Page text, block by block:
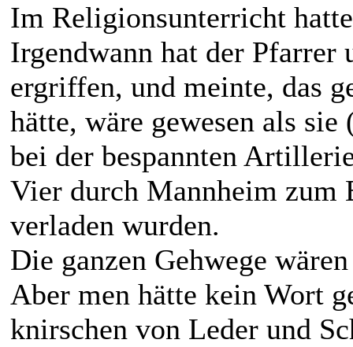
Im Religionsunterricht
Irgendwann hat der Pfarrer
ergriffen, und meinte, das
hätte, wäre gewesen als
bei der bespannten
Vier durch Mannheim zum
verladen wurden.
Die ganzen Gehwege
Aber men hätte kein Wort
knirschen von Leder und